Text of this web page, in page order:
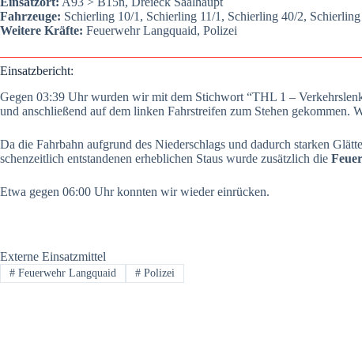
Fahr­zeu­ge: Schier­ling 10/1, Schier­ling 11/1, Schier­ling 40/2,
Wei­te­re Kräf­te: Feu­er­wehr Lang­quaid, Poli­zei
Ein­satz­be­richt:
Gegen 03:39 Uhr wur­den wir mit dem Stich­wort “THL 1 –
und anschlie­ßend auf dem lin­ken Fahr­strei­fen zum Ste­hen gekom­men.
Da die Fahr­bahn auf­grund des Nie­der­schlags und dadurch star­ken
schen­zeit­lich ent­stan­de­nen erheb­li­chen Staus wur­de zusätz­lich die
Etwa gegen 06:00 Uhr konn­ten wir wie­der ein­rü­cken.
Externe Einsatzmittel
#Feuerwehr Langquaid #Polizei